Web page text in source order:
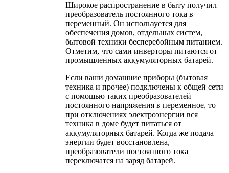
Широкое распространение в быту получил
преобразователь постоянного тока в
переменный. Он используется для
обеспечения домов, отдельных систем,
бытовой техники бесперебойным питанием.
Отметим, что сами инверторы питаются от
промышленных аккумуляторных батарей.
Если ваши домашние приборы (бытовая
техника и прочее) подключены к общей сети
с помощью таких преобразователей
постоянного напряжения в переменное, то
при отключениях электроэнергии вся
техника в доме будет питаться от
аккумуляторных батарей. Когда же подача
энергии будет восстановлена,
преобразователи постоянного тока
переключатся на заряд батарей.